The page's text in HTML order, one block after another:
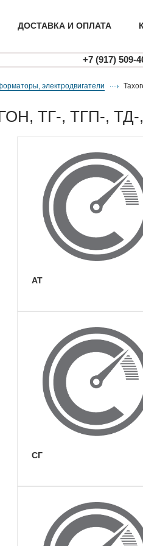
ДОСТАВКА И ОПЛАТА
+7 (917) 509-
электродвигатели
ГОН, ТГ-, ТГП-,
АТ
СГ